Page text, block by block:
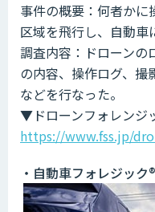
事件の概要：何者かに
区域を飛行し、自動車
調査内容：ドローンの
の内容、操作ログ、撮
などを行なった。
▼ドローンフォレンジ
https://www.fss.jp/
・自動車フォレジック